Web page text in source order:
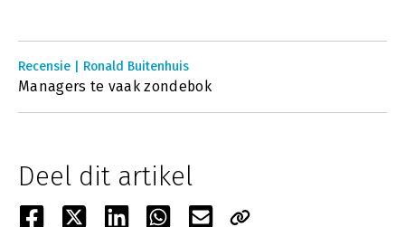
Recensie | Ronald Buitenhuis
Managers te vaak zondebok
Deel dit artikel